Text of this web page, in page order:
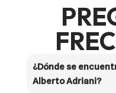
¿Dónde se
Alberto Adriani?